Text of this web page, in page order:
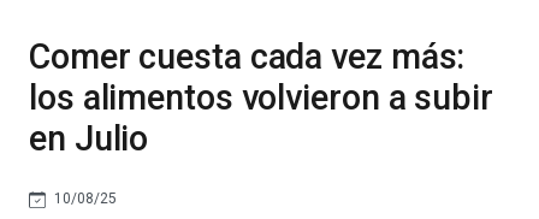
Comer cuesta cada vez más:
los alimentos volvieron a subir
en Julio
10/08/25